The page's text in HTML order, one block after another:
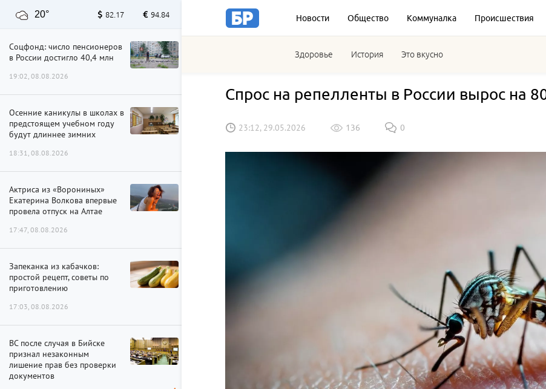
Новости Общество Коммуналка Происшествия
Здоровье История Это вкусно
20° 82.17 94.84
Соцфонд: число пенсионеров
в России достигло 40,4 млн
19:02, 08.08.2026
Осенние каникулы в школах в
предстоящем учебном году
будут длиннее зимних
18:31, 08.08.2026
Актриса из «Ворониных»
Екатерина Волкова впервые
провела отпуск на Алтае
17:47, 08.08.2026
Запеканка из кабачков:
простой рецепт, советы по
приготовлению
17:03, 08.08.2026
ВС после случая в Бийске
признал незаконным
лишение прав без проверки
документов
Спрос на репелленты в России вырос на
23:12, 29.05.2026 136 0